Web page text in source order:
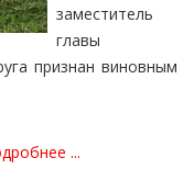
заместитель
главы
признан виновным
...